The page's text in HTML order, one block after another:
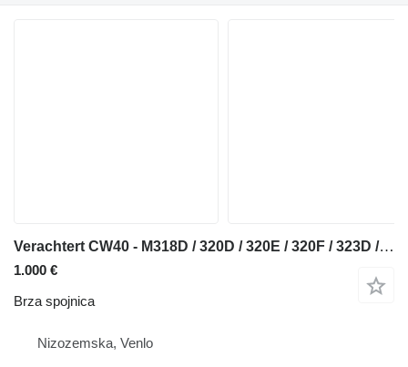
Verachtert CW40 - M318D / 320D / 320E / 320F / 323D / 323E brza spojnica za Caterpillar 320D / 320E / 320F / 323D / 323E bagera
1.000 €
Brza spojnica
Nizozemska, Venlo